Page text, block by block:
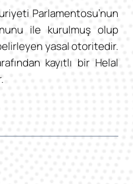
Parlamentosu’nun
ile kurulmuş olup
yasal otoritedir.
kayıtlı bir Helal